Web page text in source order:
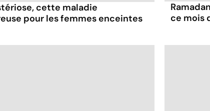
cette maladie
pour les femmes enceintes
ce mois